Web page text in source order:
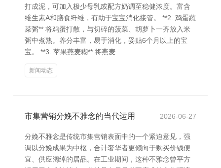
打成泥，可加入极少母乳或配方奶调至稳健浓度。富含
维生素A和膳食纤维，有助于宝宝消化接管。 **2. 鸡蛋蔬
菜粥** 将鸡蛋打散，与切碎的菠菜、胡萝卜一齐放入米
粥中煮熟。养分丰富，易于消化，妥贴6个月以上的宝
宝。 **3. 苹果燕麦糊** 将燕麦
新闻动态
市集营销分娩不雅念的当代运用 2026-06-27
分娩不雅念是传统市集营销表面中的一个紧迫意见，强
调以分娩成果为中枢，合计奢华者更倾向于购买价钱便
宜、供应阔绰的居品。在工业期间，这种不雅念曾平方